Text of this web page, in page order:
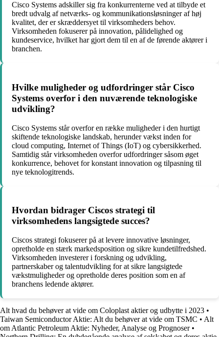
Cisco Systems adskiller sig fra konkurrenterne ved at tilbyde et
bredt udvalg af netværks- og kommunikationsløsninger af høj
kvalitet, der er skræddersyet til virksomheders behov.
Virksomheden fokuserer på innovation, pålidelighed og
kundeservice, hvilket har gjort dem til en af de førende aktører i
branchen.
Hvilke muligheder og udfordringer står Cisco
Systems overfor i den nuværende teknologiske
udvikling?
Cisco Systems står overfor en række muligheder i den hurtigt
skiftende teknologiske landskab, herunder vækst inden for
cloud computing, Internet of Things (IoT) og cybersikkerhed.
Samtidig står virksomheden overfor udfordringer såsom øget
konkurrence, behovet for konstant innovation og tilpasning til
nye teknologitrends.
Hvordan bidrager Ciscos strategi til
virksomhedens langsigtede succes?
Ciscos strategi fokuserer på at levere innovative løsninger,
opretholde en stærk markedsposition og sikre kundetilfredshed.
Virksomheden investerer i forskning og udvikling,
partnerskaber og talentudvikling for at sikre langsigtede
vækstmuligheder og opretholde deres position som en af
branchens ledende aktører.
Alt hvad du behøver at vide om Coloplast aktier og udbytte i 2023 •
Taiwan Semiconductor Aktie: Alt du behøver at vide om TSMC • Alt
om Atlantic Petroleum Aktie: Nyheder, Analyse og Prognoser•